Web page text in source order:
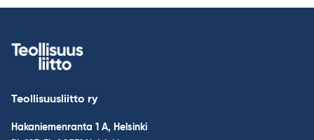
Teollisuusliitto ry
Hakaniemenranta 1 A, Helsinki